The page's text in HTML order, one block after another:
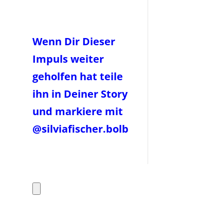
Wenn Dir Dieser
Impuls weiter
geholfen hat teile
ihn in Deiner Story
und markiere mit
@silviafischer.bolb